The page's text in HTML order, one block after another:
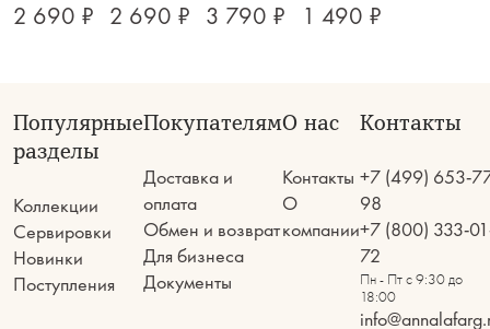
2 690 ₽ 2 690 ₽ 3 790 ₽ 1 490 ₽
Популярные
разделы
Коллекции
Сервировки
Новинки
Поступления
Покупателям
Доставка и
оплата
Обмен и возврат
Для бизнеса
Документы
О нас
Контакты
О
компании
Контакты
+7 (499) 653-
98
+7 (800) 333-
72
Пн - Пт с 9:30 до
18:00